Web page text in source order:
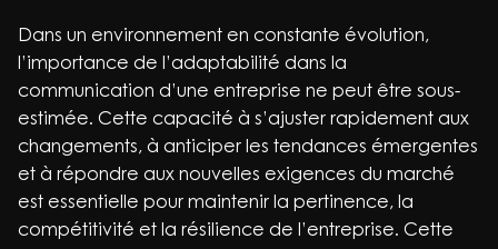
Dans un environnement en constante évolution,
l’importance de l’adaptabilité dans la
communication d’une entreprise ne peut être sous-
estimée. Cette capacité à s’ajuster rapidement aux
changements, à anticiper les tendances émergentes
et à répondre aux nouvelles exigences du marché
est essentielle pour maintenir la pertinence, la
compétitivité et la résilience de l’entreprise. Cette